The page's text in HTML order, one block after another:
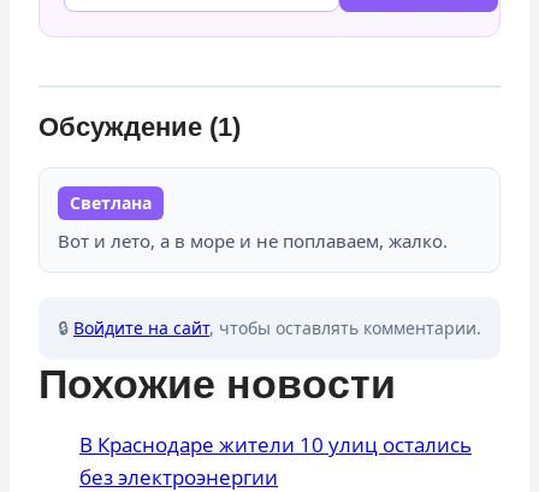
Обсуждение (1)
Светлана
Вот и лето, а в море и не поплаваем, жалко.
🔒 Войдите на сайт, чтобы оставлять комментарии.
Похожие новости
В Краснодаре жители 10 улиц остались
без электроэнергии